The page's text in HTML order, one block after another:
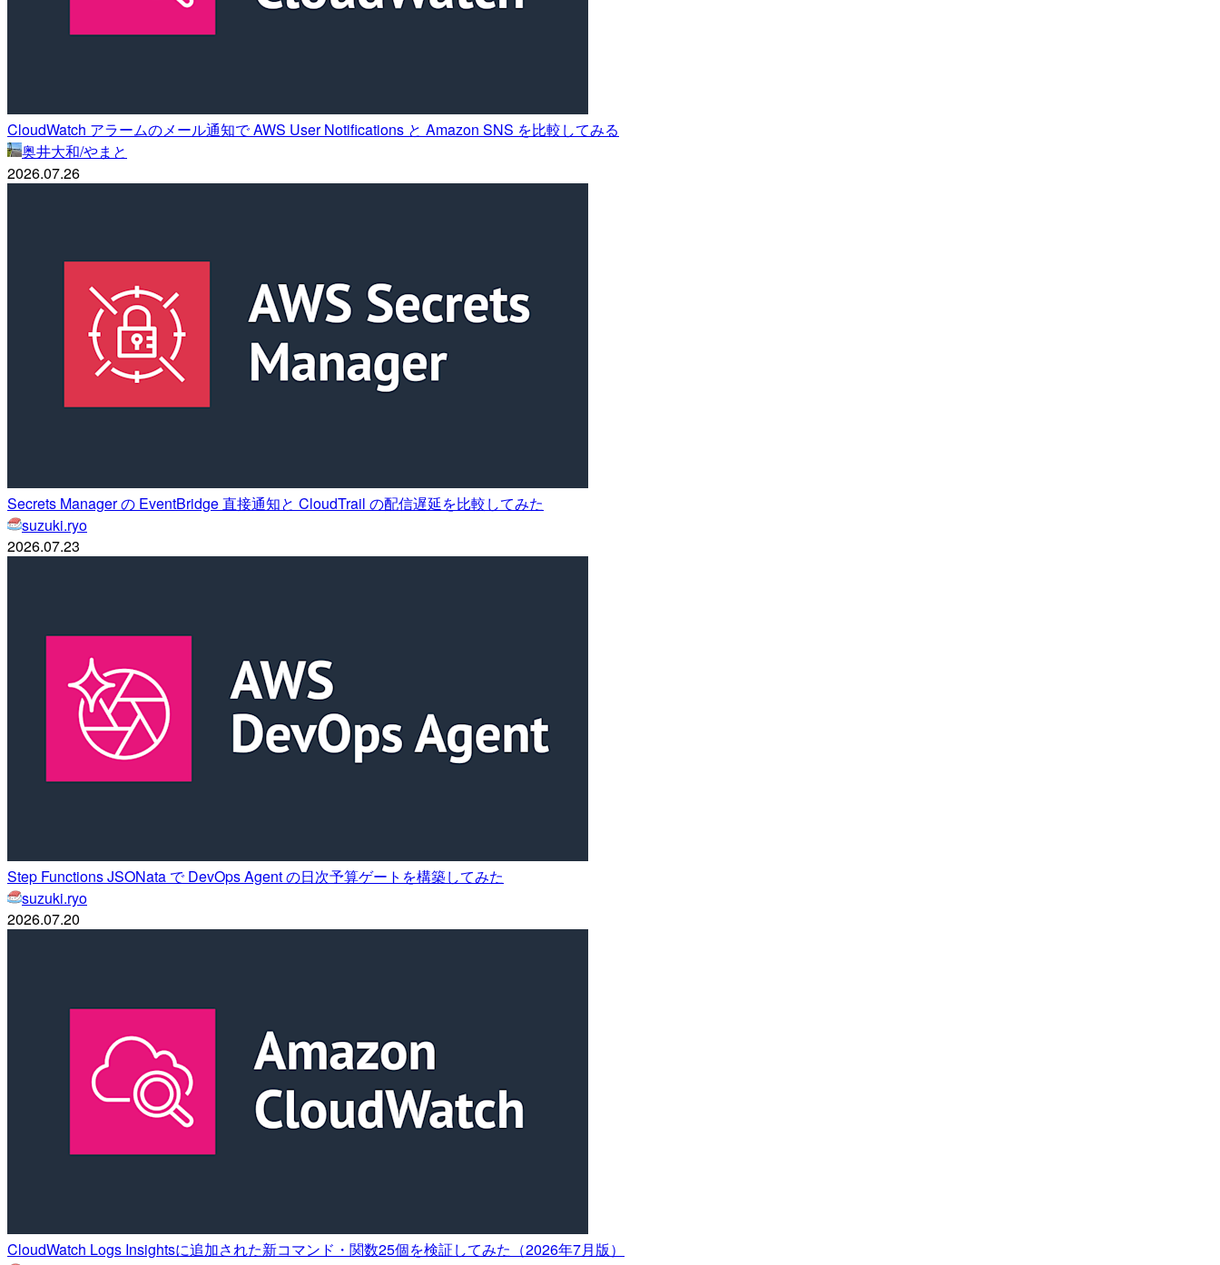
CloudWatch アラームのメール通知で AWS User Notifications と Amazon SNS を比較してみる
奥井大和/やまと
2026.07.26
Secrets Manager の EventBridge 直接通知と CloudTrail の配信遅延を比較してみた
suzuki.ryo
2026.07.23
Step Functions JSONata で DevOps Agent の日次予算ゲートを構築してみた
suzuki.ryo
2026.07.20
CloudWatch Logs Insightsに追加された新コマンド・関数25個を検証してみた（2026年7月版）